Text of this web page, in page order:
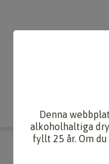
Denna
alkoholhaltiga
fyllt 25 år. Om